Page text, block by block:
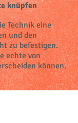
knüpfen
Technik eine
und den
zu befestigen.
echte von
können.